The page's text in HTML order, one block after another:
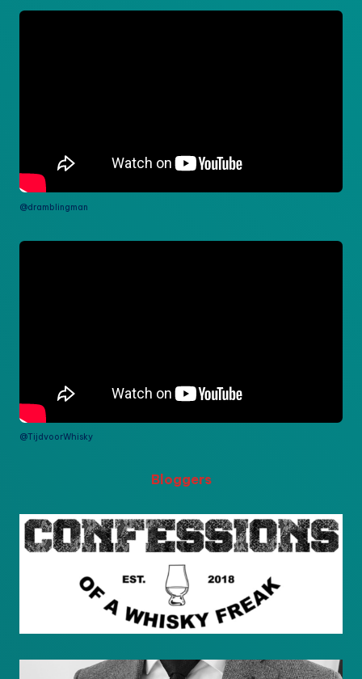
@dramblingman
@TijdvoorWhisky
Bloggers